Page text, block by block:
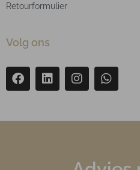
Retourformulier
Volg ons